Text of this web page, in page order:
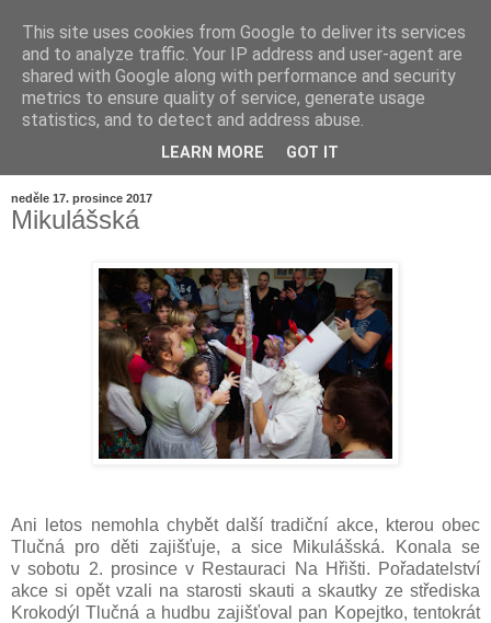
neděle 17. prosince 2017
Mikulášská
Ani letos nemohla chybět další tradiční akce, kterou obec
Tlučná pro děti zajišťuje, a sice Mikulášská. Konala se
v sobotu 2. prosince v Restauraci Na Hřišti. Pořadatelství
akce si opět vzali na starosti skauti a skautky ze střediska
Krokodýl Tlučná a hudbu zajišťoval pan Kopejtko, tentokrát
This site uses cookies from Google to deliver its services
and to analyze traffic. Your IP address and user-agent are
shared with Google along with performance and security
metrics to ensure quality of service, generate usage
statistics, and to detect and address abuse.
LEARN MORE GOT IT